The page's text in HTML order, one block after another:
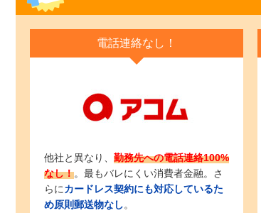
電話連絡なし！
他社と異なり、 勤務先への電話連絡100%
なし！。最もバレにくい消費者金融。さ
らにカードレス契約にも対応しているた
め原則郵送物なし。